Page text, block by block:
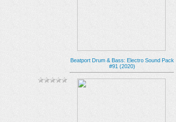
Beatport Drum & Bass: Electro Sound Pack
#91 (2020)